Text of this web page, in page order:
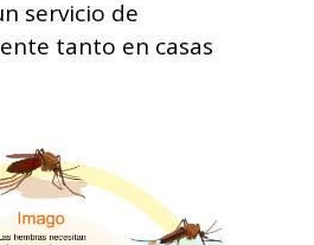
servicio de
tanto en casas